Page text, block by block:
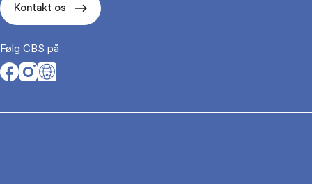
Kontakt os
Følg CBS på
Opens in a new tab
Opens in a new tab
Opens in a new tab